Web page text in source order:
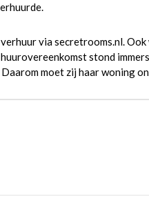
via secretrooms.nl. Ook
stond
moet zij haar woning